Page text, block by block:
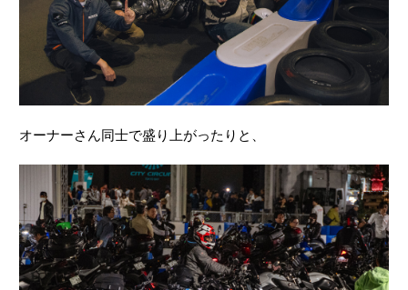
オーナーさん同士で盛り上がったりと、